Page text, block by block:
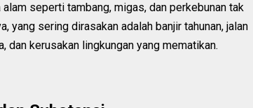
seperti tambang, migas, dan perkebunan tak
yang sering dirasakan adalah banjir tahunan, jalan
dan kerusakan lingkungan yang mematikan.